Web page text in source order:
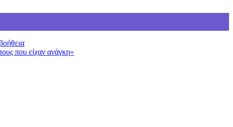
που είχαν ανάγκη»